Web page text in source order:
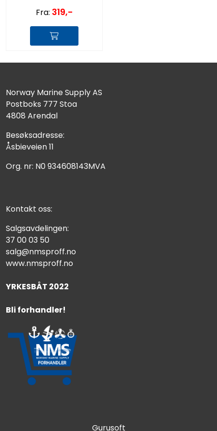
Fra: 319,-
Norway Marine Supply AS
Postboks 777 Stoa
4808 Arendal
Besøksadresse:
Åsbieveien 11
Org. nr: N0 934608143MVA
Kontakt oss:
Salgsavdelingen:
37 00 03 50
salg@nmsproff.no
www.nmsproff.no
YRKESBÅT 2022
Bli forhandler!
Gurusoft